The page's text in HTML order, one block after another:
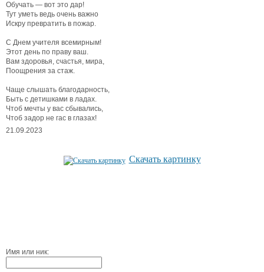
Обучать — вот это дар!
Тут уметь ведь очень важно
Искру превратить в пожар.
С Днем учителя всемирным!
Этот день по праву ваш.
Вам здоровья, счастья, мира,
Поощрения за стаж.
Чаще слышать благодарность,
Быть с детишками в ладах.
Чтоб мечты у вас сбывались,
Чтоб задор не гас в глазах!
21.09.2023
Скачать картинку
Имя или ник: